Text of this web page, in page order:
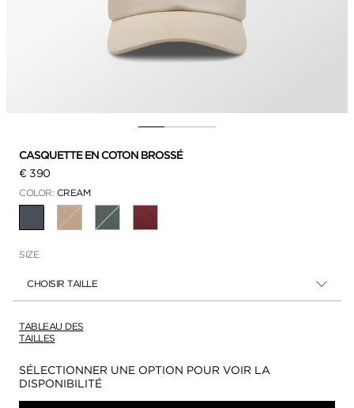
CASQUETTE EN COTON BROSSÉ
€ 390
COLOR: CREAM
SÉLECTIONNÉ
SIZE
CHOISIR TAILLE
TABLEAU DES
TAILLES
Disponibilité:
SÉLECTIONNER UNE OPTION POUR VOIR LA
DISPONIBILITÉ